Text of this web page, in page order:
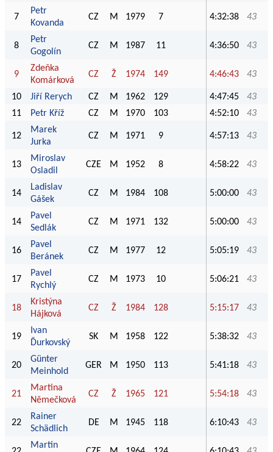
7
Petr
Kovanda
CZ M 1979 7 4:32:38 43
8
Petr
Gogolín
CZ M 1987 11 4:36:50 43
9
Zdeňka
Komárková
CZ Ž 1974 149 4:46:43 43
10 Jiří Rerych CZ M 1962 129 4:47:45
43
11
Petr Kříž CZ M 1970 103 4:52:10 43
12
Marek
Jurka
CZ M 1971 9 4:57:13 43
13
Miroslav
Osladil
CZE M 1952 8 4:58:22 43
14
Ladislav
Gášek
CZ M 1984 108 5:00:00 43
14
Pavel
Sedlák
CZ M 1971 132 5:00:00 43
16
Pavel
Beránek
CZ M 1977 12 5:05:19 43
17
Pavel
Rychlý
CZ M 1973 10 5:06:21 43
18
Kristýna
Hájková
CZ Ž 1984 128 5:15:17 43
19
Ivan
Ďurkovský
SK M 1958 122 5:38:32 43
20
Günter
Meinhold
GER M 1950 113 5:41:18 43
21
Martina
Němečková
CZ Ž 1965 121 5:54:18 43
22
Rainer
Schädlich
DE M 1945 118 6:10:43 43
Martin